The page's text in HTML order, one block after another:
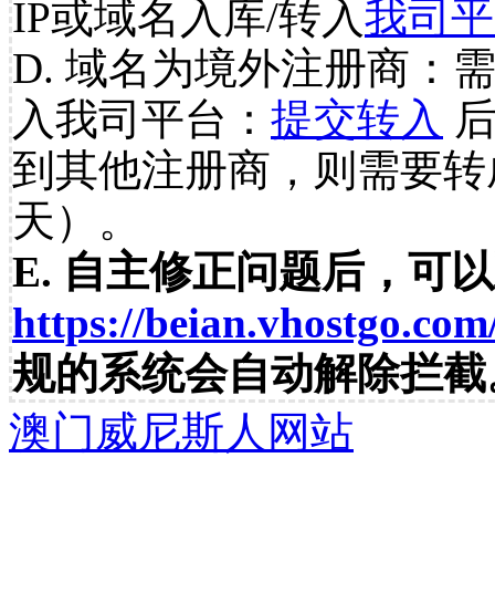
IP或域名入库/转入我司
D. 域名为境外注册商：
入我司平台： 提交转入
到其他注册商，则需要
天）。
E. 自主修正问题后，可
https://
规的系统会自动解除拦
澳门威尼斯人网站